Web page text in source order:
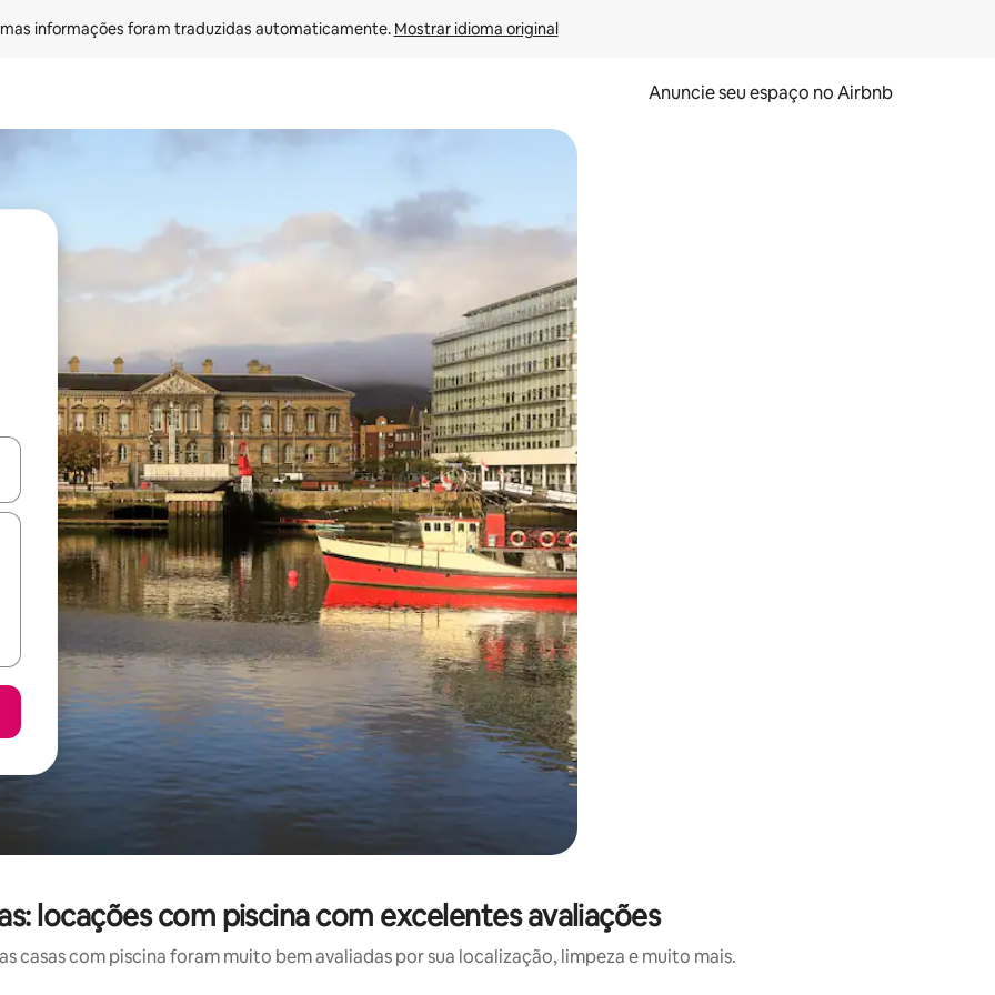
informações foram traduzidas automaticamente. Mostrar idioma original
Anuncie seu espaço no Airbnb
os usando as seta para cima e para baixo do teclado ou tocando e deslizando o dedo na tela.
locações com piscina com excelentes avaliações
casas com piscina foram muito bem avaliadas por sua localização, limpeza e muito mais.